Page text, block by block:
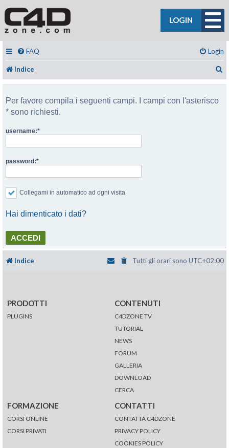
LOGIN
FAQ Login
Indice
Per favore compila i seguenti campi. I campi con l'asterisco
* sono richiesti.
username:
password:
Collegami in automatico ad ogni visita
Hai dimenticato i dati?
Indice Tutti gli orari sono UTC+02:00
PRODOTTI
PLUGINS
CONTENUTI
C4DZONE TV
TUTORIAL
NEWS
FORUM
GALLERIA
DOWNLOAD
CERCA
FORMAZIONE
CORSI ONLINE
CORSI PRIVATI
CONTATTI
CONTATTA C4DZONE
PRIVACY POLICY
COOKIES POLICY